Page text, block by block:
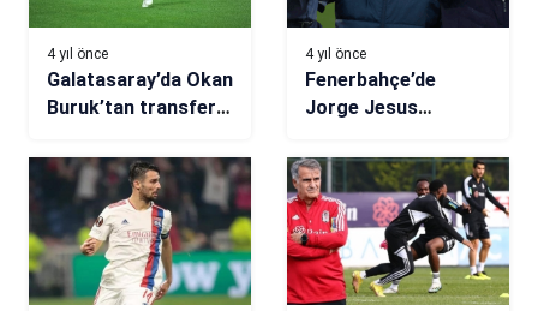
4 yıl önce
Galatasaray’da Okan
Buruk’tan transfer
Akman ile ilgili bir
düşüncemiz oldu
4 yıl önce
Fenerbahçe’de
Jorge Jesus